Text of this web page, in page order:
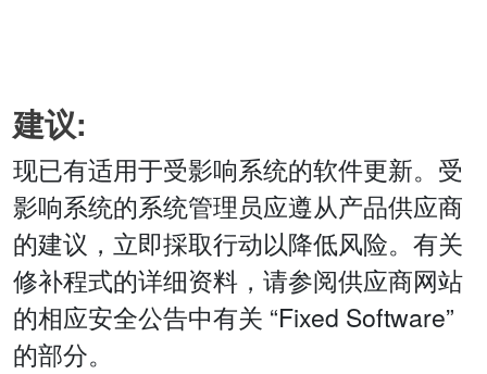
建议:
现已有适用于受影响系统的软件更新。受
影响系统的系统管理员应遵从产品供应商
的建议，立即採取行动以降低风险。有关
修补程式的详细资料，请参阅供应商网站
的相应安全公告中有关 “Fixed Software”
的部分。